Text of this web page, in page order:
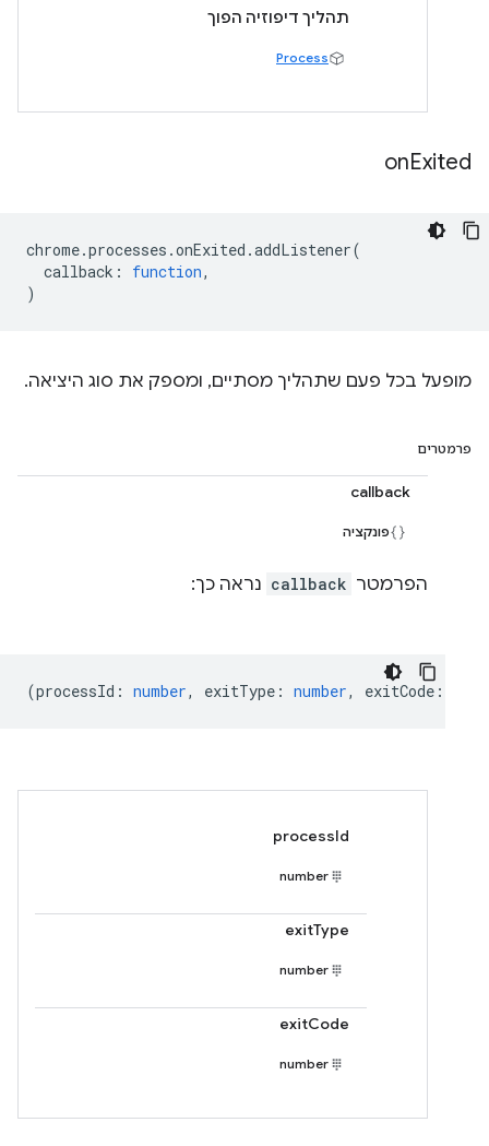
תהליך דיפוזיה הפוך
Process
onExited
chrome.processes .onExited .addListener(
callback : function,
)
מופעל בכל פעם שתהליך מסתיים, ומספק את סוג היציאה.
פרמטרים
callback
פונקציה
הפרמטר callback נראה כך:
(processId : number, exitType : number, exitCode :
processId
number
exitType
number
exitCode
number